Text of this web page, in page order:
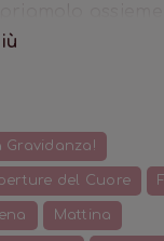
del Cuore
Mattina